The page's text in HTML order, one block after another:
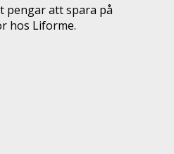
pengar att spara på
hos Liforme.